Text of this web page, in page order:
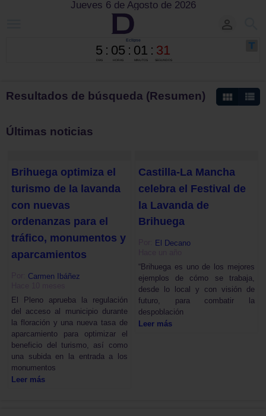
Jueves 6 de Agosto de 2026
Resultados de búsqueda (Resumen)
Últimas noticias
Brihuega optimiza el
turismo de la lavanda
con nuevas
ordenanzas para el
tráfico, monumentos y
aparcamientos
Carmen Ibáñez
El Pleno aprueba la regulación
del acceso al municipio durante
la floración y una nueva tasa de
aparcamiento para optimizar el
beneficio del turismo, así como
una subida en la entrada a los
monumentos
Leer más
Castilla-La Mancha
celebra el Festival de
la Lavanda de
Brihuega
El Decano
“Brihuega es uno de los mejores
ejemplos de cómo se trabaja,
desde lo local y con visión de
futuro, para combatir la
despoblación
Leer más